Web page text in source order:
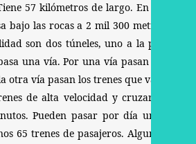
57 kilómetros de largo. En las
bajo las rocas a 2 mil 300 metros
son dos túneles, uno a la par
una vía. Por una vía pasan los
otra vía pasan los trenes que van.
de alta velocidad y cruzar el
Pueden pasar por día unos
65 trenes de pasajeros. Algunos